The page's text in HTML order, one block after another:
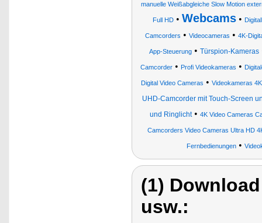
manuelle Weißabgleiche Slow Motion
Full HD • Webcams •
Camcorders • Videocameras • 4K-
App-Steuerung • Türspion-Kameras
Camcorder • Profi Videokameras •
Digital Video Cameras • Videokameras 4K
UHD-Camcorder mit Touch-Screen
und Ringlicht• 4K Video Cameras
Camcorders Video Cameras Ultra HD
Fernbedienungen •
(1)
usw.: